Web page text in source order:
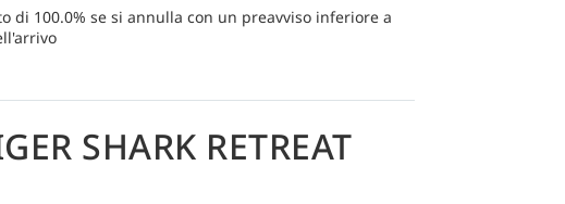
di 100.0% se si annulla con un preavviso inferiore a
SHARK RETREAT